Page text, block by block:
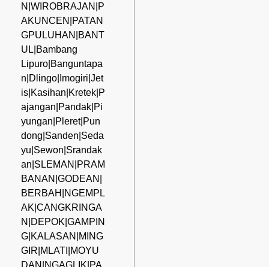
N|WIROBRAJAN|P
AKUNCEN|PATAN
GPULUHAN|BANT
UL|Bambang
Lipuro|Banguntapa
n|Dlingo|Imogiri|Jet
is|Kasihan|Kretek|P
ajangan|Pandak|Pi
yungan|Pleret|Pun
dong|Sanden|Seda
yu|Sewon|Srandak
an|SLEMAN|PRAM
BANAN|GODEAN|
BERBAH|NGEMPL
AK|CANGKRINGA
N|DEPOK|GAMPIN
G|KALASAN|MING
GIR|MLATI|MOYU
DAN|NGAGLIK|PA